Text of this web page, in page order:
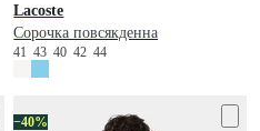
Lacoste
Сорочка повсякденна
4143404244
−40%